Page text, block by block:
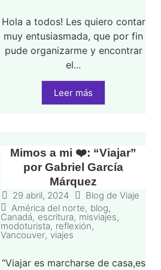
Hola a todos! Les quiero contar
muy entusiasmada, que por fin
pude organizarme y encontrar
el...
Leer más
Mimos a mi ❤️: “Viajar”
por Gabriel García
Márquez
29 abril, 2024
Blog de Viaje
América del norte, blog,
Canadá, escritura, misviajes,
modoturista, reflexión,
Vancouver, viajes
“Viajar es marcharse de casa,es